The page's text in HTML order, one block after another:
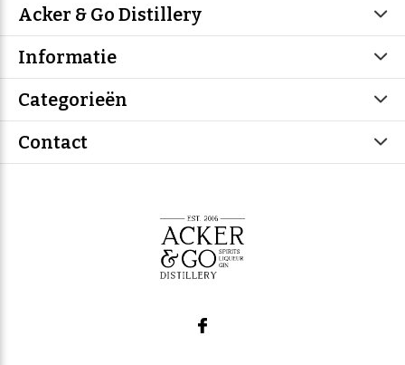
Acker & Go Distillery
Informatie
Categorieën
Contact